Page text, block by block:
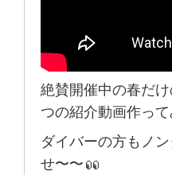
絶賛開催中の春だ
つの紹介動画作っ
ダイバーの方もノ
せ〜〜